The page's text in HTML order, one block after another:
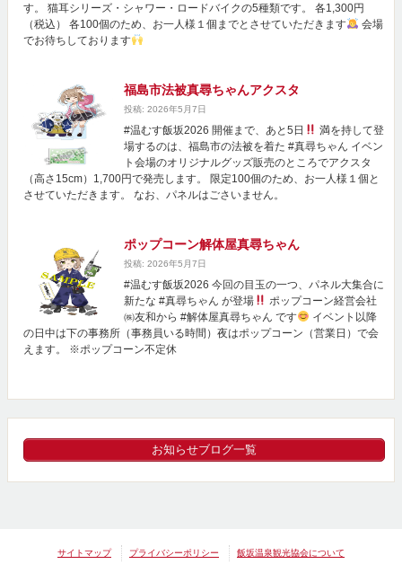
す。 猫耳シリーズ・シャワー・ロードバイクの5種類です。 各1,300円
（税込） 各100個のため、お一人様１個までとさせていただきます
会場
でお待ちしております
福島市法被真尋ちゃんアクスタ
投稿: 2026年5月7日
#温むす飯坂2026 開催まで、あと5日
満を持して登
場するのは、福島市の法被を着た #真尋ちゃん イベン
ト会場のオリジナルグッズ販売のところでアクスタ
（高さ15cm）1,700円で発売します。 限定100個のため、お一人様１個と
させていただきます。 なお、パネルはごさいません。
ポップコーン解体屋真尋ちゃん
投稿: 2026年5月7日
#温むす飯坂2026 今回の目玉の一つ、パネル大集合に
新たな #真尋ちゃん が登場
ポップコーン経営会社
㈱友和から #解体屋真尋ちゃん です
イベント以降
の日中は下の事務所（事務員いる時間）夜はポップコーン（営業日）で会
えます。 ※ポップコーン不定休
お知らせブログ一覧
サイトマップ プライバシーポリシー 飯坂温泉観光協会について